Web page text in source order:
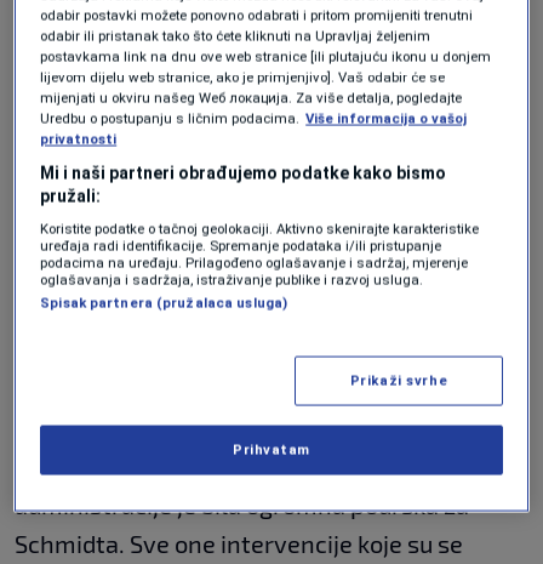
U tom fonu je bila i jučerašnja poruka visokog
predstavnika Christiana Schmidta koji je
učestvovao je na Diplomatskom forumu u
Antaliji, odakle je naglasio da svi treba da
poštuju institucije Bosne i Hercegovine. Je li
Schmidt izgubio na snazi odlaskom bivšeg
američkog ambasadora u BiH Michaela
To je sasvim očigledno. Sve ono što se
dešavalo tokom mandata prethodne američke
administracije je bila ogromna podrška za
Schmidta. Sve one intervencije koje su se
odabir postavki možete ponovno odabrati i pritom promijeniti trenutni
odabir ili pristanak tako što ćete kliknuti na Upravljaj željenim
postavkama link na dnu ove web stranice [ili plutajuću ikonu u donjem
lijevom dijelu web stranice, ako je primjenjivo]. Vaš odabir će se
mijenjati u okviru našeg Wеб локација. Za više detalja, pogledajte
Uredbu o postupanju s ličnim podacima. Više informacija o vašoj
privatnosti
Mi i naši partneri obrađujemo podatke kako bismo
pružali:
Koristite podatke o tačnoj geolokaciji. Aktivno skenirajte karakteristike
uređaja radi identifikacije. Spremanje podataka i/ili pristupanje
podacima na uređaju. Prilagođeno oglašavanje i sadržaj, mjerenje
oglašavanja i sadržaja, istraživanje publike i razvoj usluga.
Spisak partnera (pružalaca usluga)
Prikaži svrhe
Prihvatam